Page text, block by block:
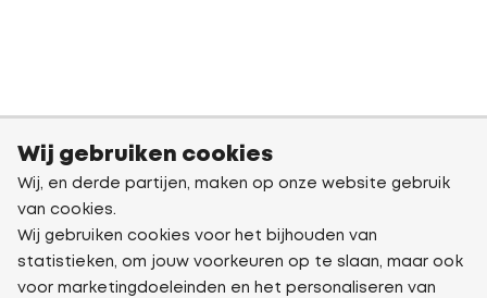
Wij gebruiken cookies
Wij, en derde partijen, maken op onze website gebruik
van cookies.
Wij gebruiken cookies voor het bijhouden van
statistieken, om jouw voorkeuren op te slaan, maar ook
voor marketingdoeleinden en het personaliseren van